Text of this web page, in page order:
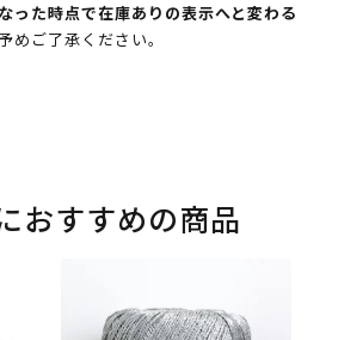
った時点で在庫ありの表示へと変わる
めご了承ください。
おすすめの商品